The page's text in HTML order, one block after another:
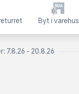
Byt i varehus
7.8.26 - 20.8.26